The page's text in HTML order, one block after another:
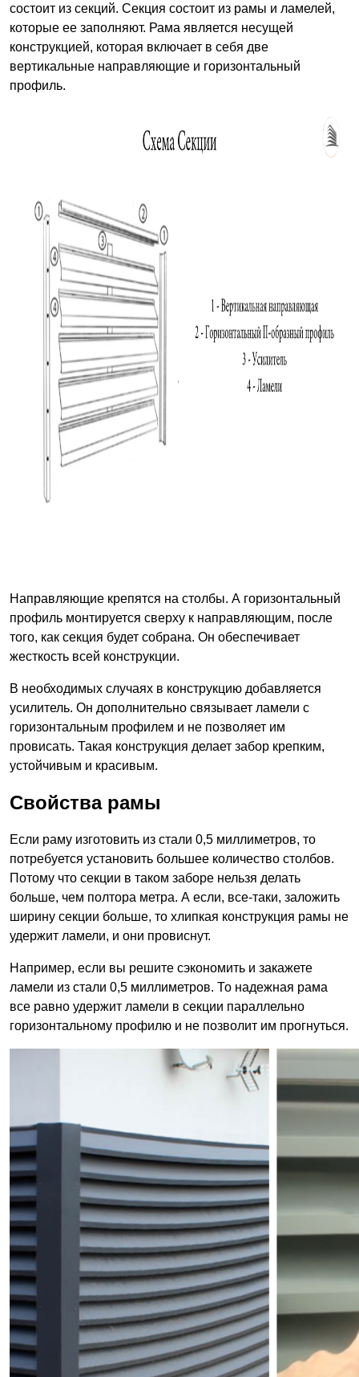
состоит из секций. Секция состоит из рамы и ламелей,
которые ее заполняют. Рама является несущей
конструкцией, которая включает в себя две
вертикальные направляющие и горизонтальный
профиль.
Направляющие крепятся на столбы. А горизонтальный
профиль монтируется сверху к направляющим, после
того, как секция будет собрана. Он обеспечивает
жесткость всей конструкции.
В необходимых случаях в конструкцию добавляется
усилитель. Он дополнительно связывает ламели с
горизонтальным профилем и не позволяет им
провисать. Такая конструкция делает забор крепким,
устойчивым и красивым.
Свойства рамы
Если раму изготовить из стали 0,5 миллиметров, то
потребуется установить большее количество столбов.
Потому что секции в таком заборе нельзя делать
больше, чем полтора метра. А если, все-таки, заложить
ширину секции больше, то хлипкая конструкция рамы не
удержит ламели, и они провиснут.
Например, если вы решите сэкономить и закажете
ламели из стали 0,5 миллиметров. То надежная рама
все равно удержит ламели в секции параллельно
горизонтальному профилю и не позволит им прогнуться.